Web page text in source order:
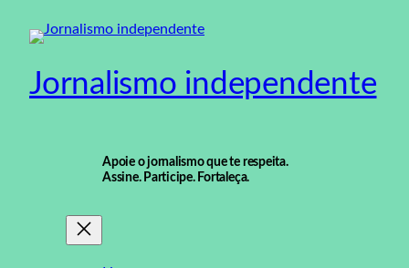
para
conteúdo
Jornalismo independente
Apoie o jornalismo que te respeita.
Assine. Participe. Fortaleça.